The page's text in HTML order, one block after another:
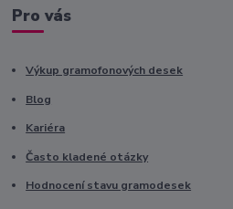
Pro vás
Výkup gramofonových desek
Blog
Kariéra
Často kladené otázky
Hodnocení stavu gramodesek